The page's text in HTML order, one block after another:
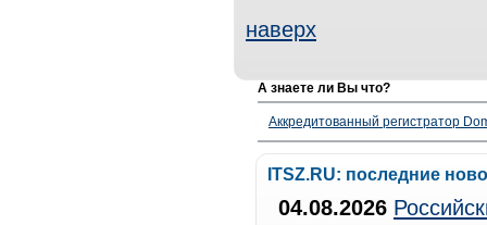
наверх
А знаете ли Вы что?
Аккредитованный регистратор
ITSZ.RU: последние
04.08.2026